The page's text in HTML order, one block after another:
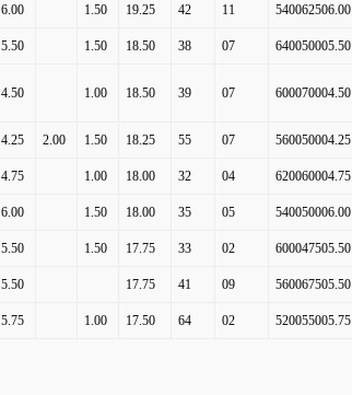
6.00 1.50 19.25 42 11 540062506.00
5.50 1.50 18.50 38 07 640050005.50
4.50 1.00 18.50 39 07 600070004.50
4.25 2.00 1.50 18.25 55 07 560050004.25
4.75 1.00 18.00 32 04 620060004.75
6.00 1.50 18.00 35 05 540050006.00
5.50 1.50 17.75 33 02 600047505.50
5.50 17.75 41 09 560067505.50
5.75 1.00 17.50 64 02 520055005.75